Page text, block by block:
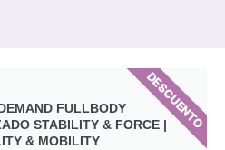
FULLBODY
STABILITY & FORCE |
& MOBILITY
DESCUENTO